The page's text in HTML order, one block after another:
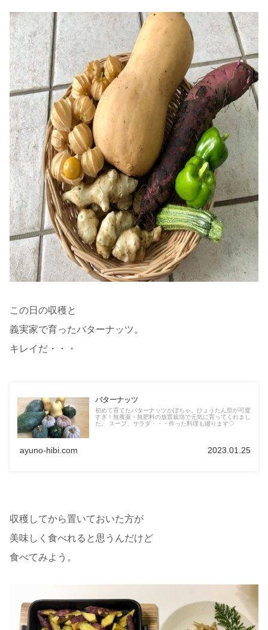
この日の収穫と
義実家で育ったバターナッツ。
キレイだ・・・
バターナッツ
初めて育てたバターナッツかぼちゃ。ひょうたん型が可愛
すぎ！無農薬・無肥料の放置栽培で元気に育ってくれまし
た。 スープ、サラダ・・・作った料理も綴ります♡
ayuno-hibi.com 2023.01.25
収穫してから置いておいた方が
美味しく食べれると思うんだけど
食べてみよう。